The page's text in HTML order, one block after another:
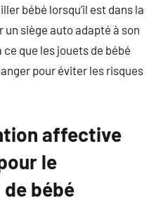
bébé lorsqu’il est dans la
siège auto adapté à son
que les jouets de bébé
pour éviter les risques
affective
le
bébé